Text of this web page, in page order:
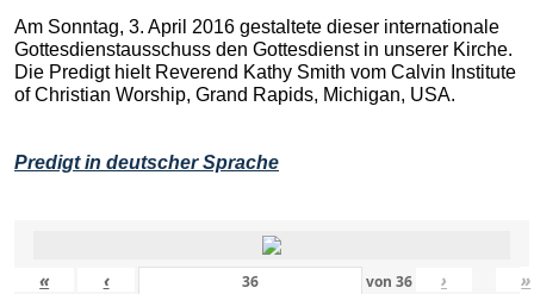
Am Sonntag, 3. April 2016 gestaltete dieser internationale
Gottesdienstausschuss den Gottesdienst in unserer Kirche.
Die Predigt hielt Reverend Kathy Smith vom Calvin Institute
of Christian Worship, Grand Rapids, Michigan, USA.
Predigt in deutscher Sprache
« ‹ von 36 › »